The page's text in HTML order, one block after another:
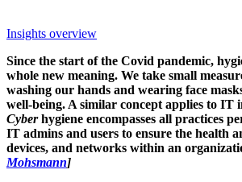
Insights overview
Since the start of the Covid pandemic,
whole new meaning. We take small
washing our hands and wearing face
well-being. A similar concept applies to IT
Cyberhygiene encompasses all practices
IT admins and users to ensure the health
devices, and networks within an
Mohsmann]